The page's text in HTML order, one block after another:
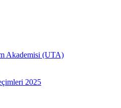
Akademisi (UTA)
2025